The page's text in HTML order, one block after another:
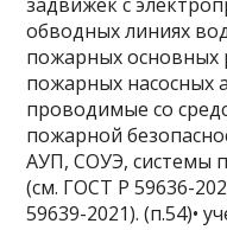
обводных линиях
пожарных основных
пожарных насосных
проводимые со
пожарной
АУП, СОУЭ, системы
(см. ГОСТ Р 59636-
59639-2021). (п.54)•